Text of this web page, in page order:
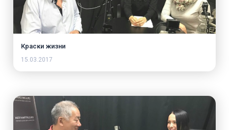
Краски жизни
15.03.2017